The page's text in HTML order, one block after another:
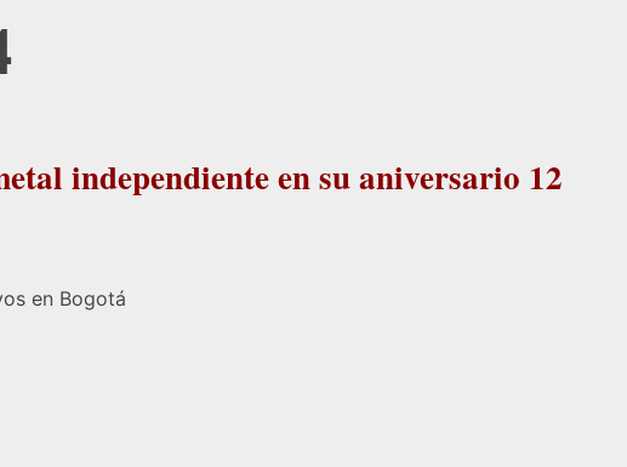
independiente en su aniversario 12
en Bogotá